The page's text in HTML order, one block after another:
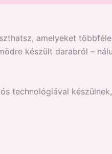
amelyeket
készült darabról –
technológiával